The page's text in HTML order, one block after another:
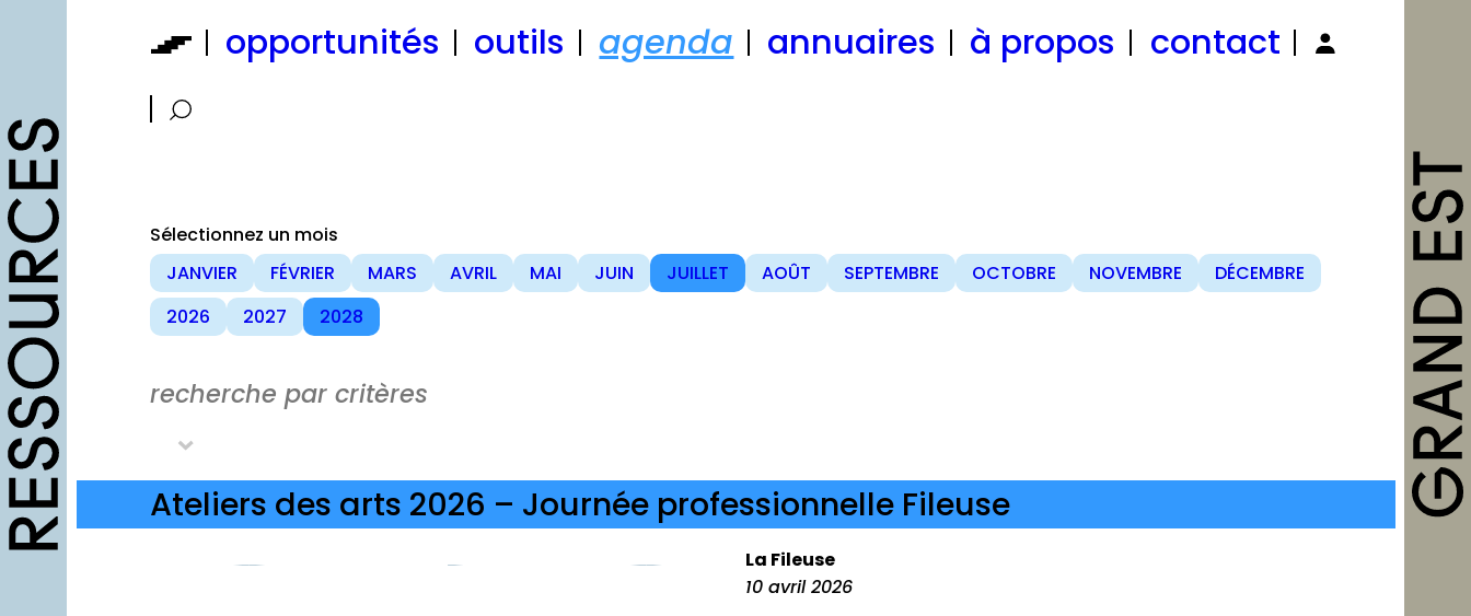
opportunités outils agenda annuaires à propos contact
Sélectionnez un mois
JANVIER
FÉVRIER MARS AVRIL MAI JUIN JUILLET AOÛT SEPTEMBRE OCTOBRE NOVEMBRE
DÉCEMBRE
2026
2027 2028
recherche par critères
Ateliers des arts 2026 – Journée professionnelle Fileuse
La Fileuse
10 avril 2026